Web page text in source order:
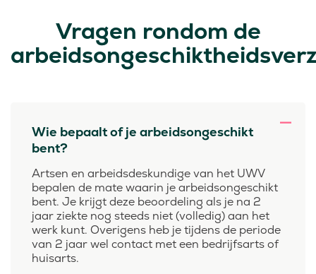
Vragen rondom de
Wie bepaalt of je arbeidsongeschikt
bent?
Artsen en arbeidsdeskundige van het UWV
bepalen de mate waarin je arbeidsongeschikt
bent. Je krijgt deze beoordeling als je na 2
jaar ziekte nog steeds niet (volledig) aan het
werk kunt. Overigens heb je tijdens de periode
van 2 jaar wel contact met een bedrijfsarts of
huisarts.